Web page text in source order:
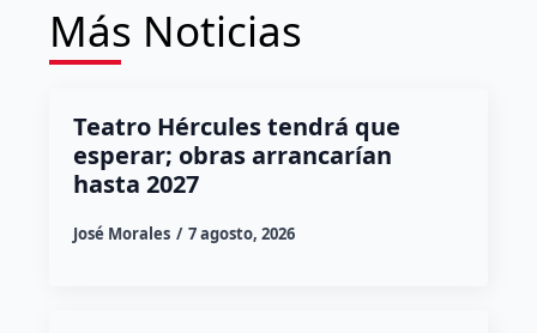
Más Noticias
Teatro Hércules tendrá que
esperar; obras arrancarían
hasta 2027
José Morales 7 agosto, 2026